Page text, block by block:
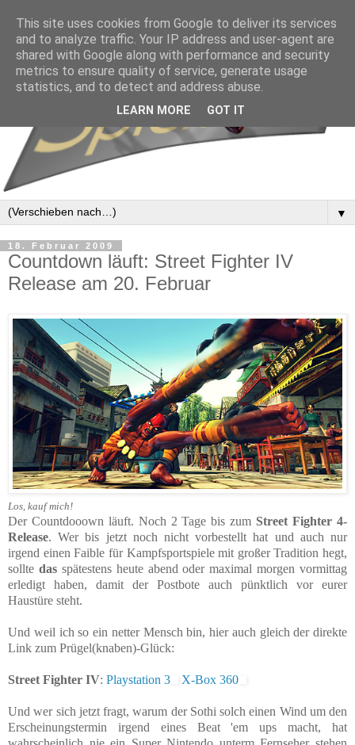
▼
18. Februar 2009
Countdown läuft: Street Fighter IV
Release am 20. Februar
Los, kauf mich!
Der Countdooown läuft. Noch 2 Tage bis zum Street Fighter 4-
Release. Wer bis jetzt noch nicht vorbestellt hat und auch nur
irgend einen Faible für Kampfsportspiele mit großer Tradition hegt,
sollte das spätestens heute abend oder maximal morgen vormittag
erledigt haben, damit der Postbote auch pünktlich vor eurer
Haustüre steht.
Und weil ich so ein netter Mensch bin, hier auch gleich der direkte
Link zum Prügel(knaben)-Glück:
Street Fighter IV: Playstation 3 X-Box 360
Und wer sich jetzt fragt, warum der Sothi solch einen Wind um den
Erscheinungstermin irgend eines Beat 'em ups macht, hat
This site uses cookies from Google to deliver its services
and to analyze traffic. Your IP address and user-agent are
shared with Google along with performance and security
metrics to ensure quality of service, generate usage
statistics, and to detect and address abuse.
LEARN MORE GOT IT